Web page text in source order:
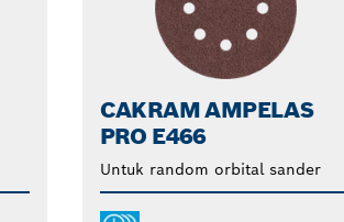
CAKRAM AMPELAS
PRO E466
Untuk random orbital sander